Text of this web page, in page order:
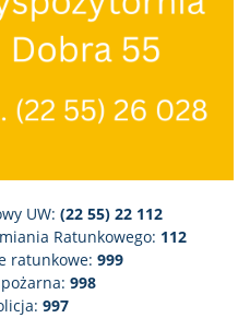
UW: (22 55) 22 112
Ratunkowego: 112
ratunkowe: 999
998
997